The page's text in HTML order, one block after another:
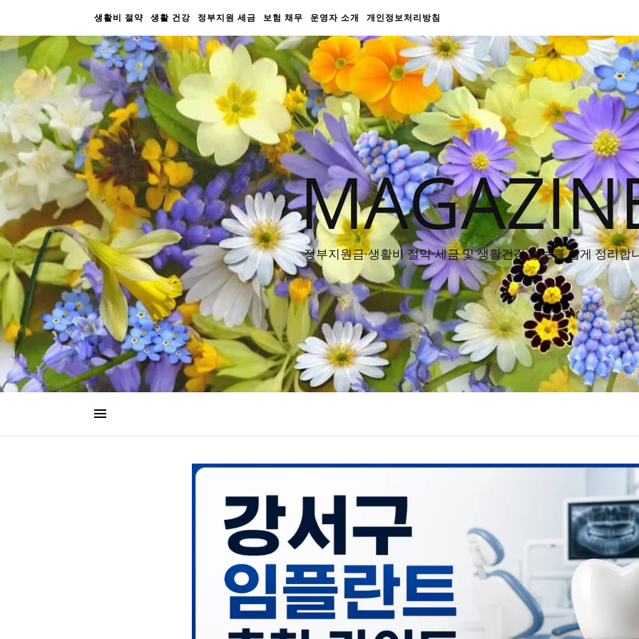
생활비 절약 생활 건강 정부지원 세금 보험 채무 운영자 소개 개인정보처리방침
정부지원금·생활비 절약·세금 및 생활건강 정보를 쉽게 정리합